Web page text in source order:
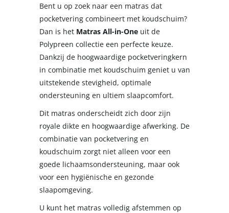
Bent u op zoek naar een matras dat
pocketvering combineert met koudschuim?
Dan is het Matras All-in-Oneuit de
Polypreen collectie een perfecte keuze.
Dankzij de hoogwaardige pocketveringkern
in combinatie met koudschuim geniet u van
uitstekende stevigheid, optimale
ondersteuning en ultiem slaapcomfort.
Dit matras onderscheidt zich door zijn
royale dikte en hoogwaardige afwerking. De
combinatie van pocketvering en
koudschuim zorgt niet alleen voor een
goede lichaamsondersteuning, maar ook
voor een hygiënische en gezonde
slaapomgeving.
U kunt het matras volledig afstemmen op